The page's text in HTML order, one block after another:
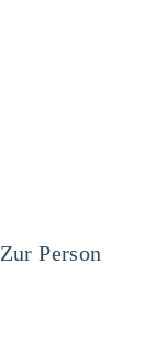
Zur Person